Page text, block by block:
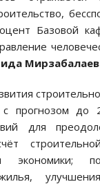
Базовой
прогнозом до
для
экономики;